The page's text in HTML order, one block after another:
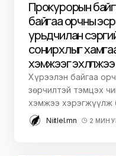
Прокурорын
байгаа орчны
урьдчилан
сонирхлыг
хэмжээг эхлүүлжээ
Хүрээлэн байгаа
зөрчилтэй тэмцэх
хэмжээ хэрэгжүүлж
Niitlel.mn 2 МИН